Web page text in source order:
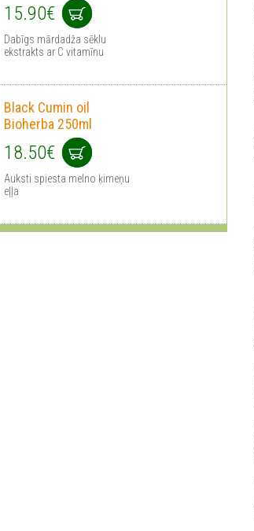
15.90€
Dabīgs mārdadža sēklu
ekstrakts ar C vitamīnu
Black Cumin oil
Bioherba 250ml
18.50€
Auksti spiesta melno ķimeņu
eļļa